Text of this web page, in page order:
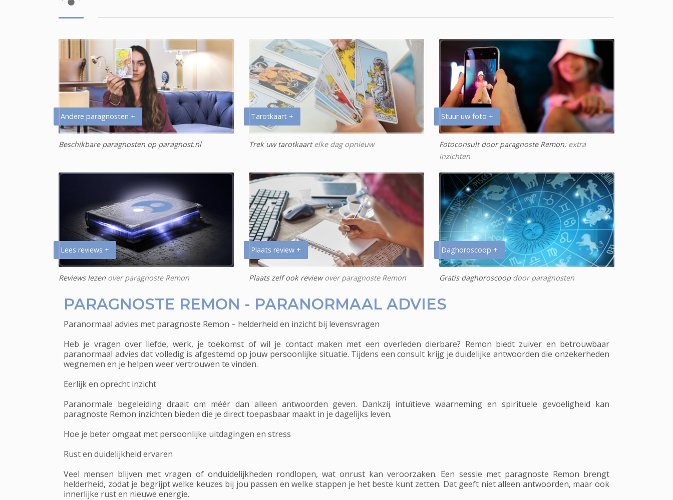
Andere paragnosten +
Beschikbare paragnosten op paragnost.nl
Tarotkaart +
Trek uw tarotkaartelke dag opnieuw
Stuur uw foto +
Fotoconsult door paragnoste Remon: extra
inzichten
Lees reviews +
Reviews lezen over paragnoste Remon
Plaats review +
Plaats zelf ook reviewover paragnoste Remon
Daghoroscoop +
Gratis daghoroscoopdoor paragnosten
PARAGNOSTE REMON - PARANORMAAL ADVIES
Paranormaal advies met paragnoste Remon – helderheid en inzicht bij levensvragen
Heb je vragen over liefde, werk, je toekomst of wil je contact maken met een overleden dierbare? Remon biedt zuiver en betrouwbaar
paranormaal advies dat volledig is afgestemd op jouw persoonlijke situatie. Tijdens een consult krijg je duidelijke antwoorden die onzekerheden
wegnemen en je helpen weer vertrouwen te vinden.
Eerlijk en oprecht inzicht
Paranormale begeleiding draait om méér dan alleen antwoorden geven. Dankzij intuïtieve waarneming en spirituele gevoeligheid kan
paragnoste Remon inzichten bieden die je direct toepasbaar maakt in je dagelijks leven.
Hoe je beter omgaat met persoonlijke uitdagingen en stress
Rust en duidelijkheid ervaren
Veel mensen blijven met vragen of onduidelijkheden rondlopen, wat onrust kan veroorzaken. Een sessie met paragnoste Remon brengt
helderheid, zodat je begrijpt welke keuzes bij jou passen en welke stappen je het beste kunt zetten. Dat geeft niet alleen antwoorden, maar ook
innerlijke rust en nieuwe energie.